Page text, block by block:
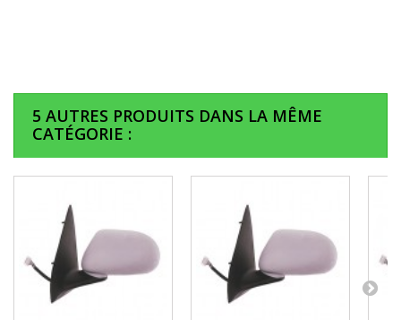
5 AUTRES PRODUITS DANS LA MÊME
CATÉGORIE :